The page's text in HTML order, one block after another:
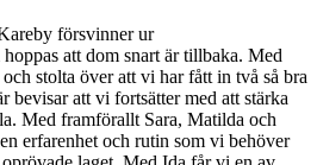
försvinner ur
att dom snart är tillbaka. Med
stolta över att vi har fått in två så bra
bevisar att vi fortsätter med att stärka
Med framförallt Sara, Matilda och
erfarenhet och rutin som vi behöver